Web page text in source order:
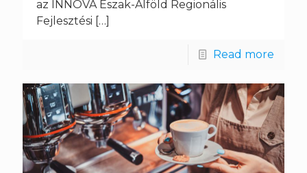
az INNOVA Észak-Alföld Regionális
Fejlesztési […]
Read more